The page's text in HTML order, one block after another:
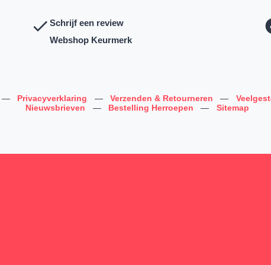
Schrijf een review
Webshop Keurmerk
— Privacyverklaring — Verzenden & Retourneren —
Nieuwsbrieven
— Bestelling Herroepen — Sitemap